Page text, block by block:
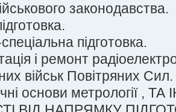
законодавства.
підготовка.
і ремонт
військ Повітряних Сил.
основи метрології , ТА